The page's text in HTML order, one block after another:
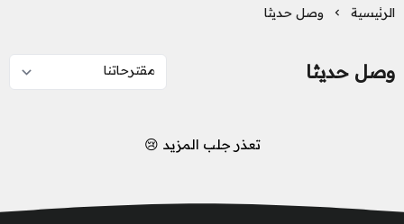
الرئيسية وصل حديثا
وصل حديثا
تعذر جلب المزيد 😢